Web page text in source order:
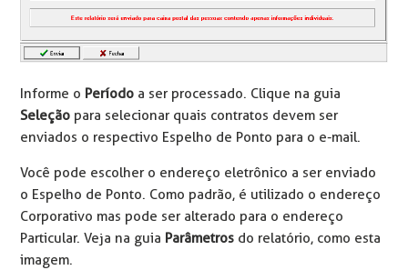
Informe o Período a ser processado. Clique na guia
Seleção para selecionar quais contratos devem ser
enviados o respectivo Espelho de Ponto para o e-mail.
Você pode escolher o endereço eletrônico a ser enviado
o Espelho de Ponto. Como padrão, é utilizado o endereço
Corporativo mas pode ser alterado para o endereço
Particular. Veja na guia Parâmetros do relatório, como esta
imagem.